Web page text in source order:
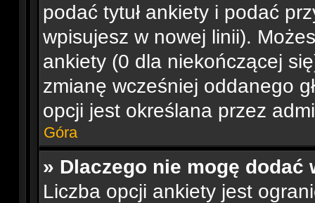
podać tytuł ankiety i podać
wpisujesz w nowej linii).
ankiety (0 dla niekończącej
zmianę wcześniej oddanego
opcji jest określana przez
Góra
» Dlaczego nie mogę
Liczba opcji ankiety jest